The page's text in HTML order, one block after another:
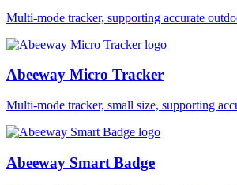
Multi-mode tracker, supporting accurate
Abeeway Micro Tracker
Multi-mode tracker, small size, supporting
Abeeway Smart Badge